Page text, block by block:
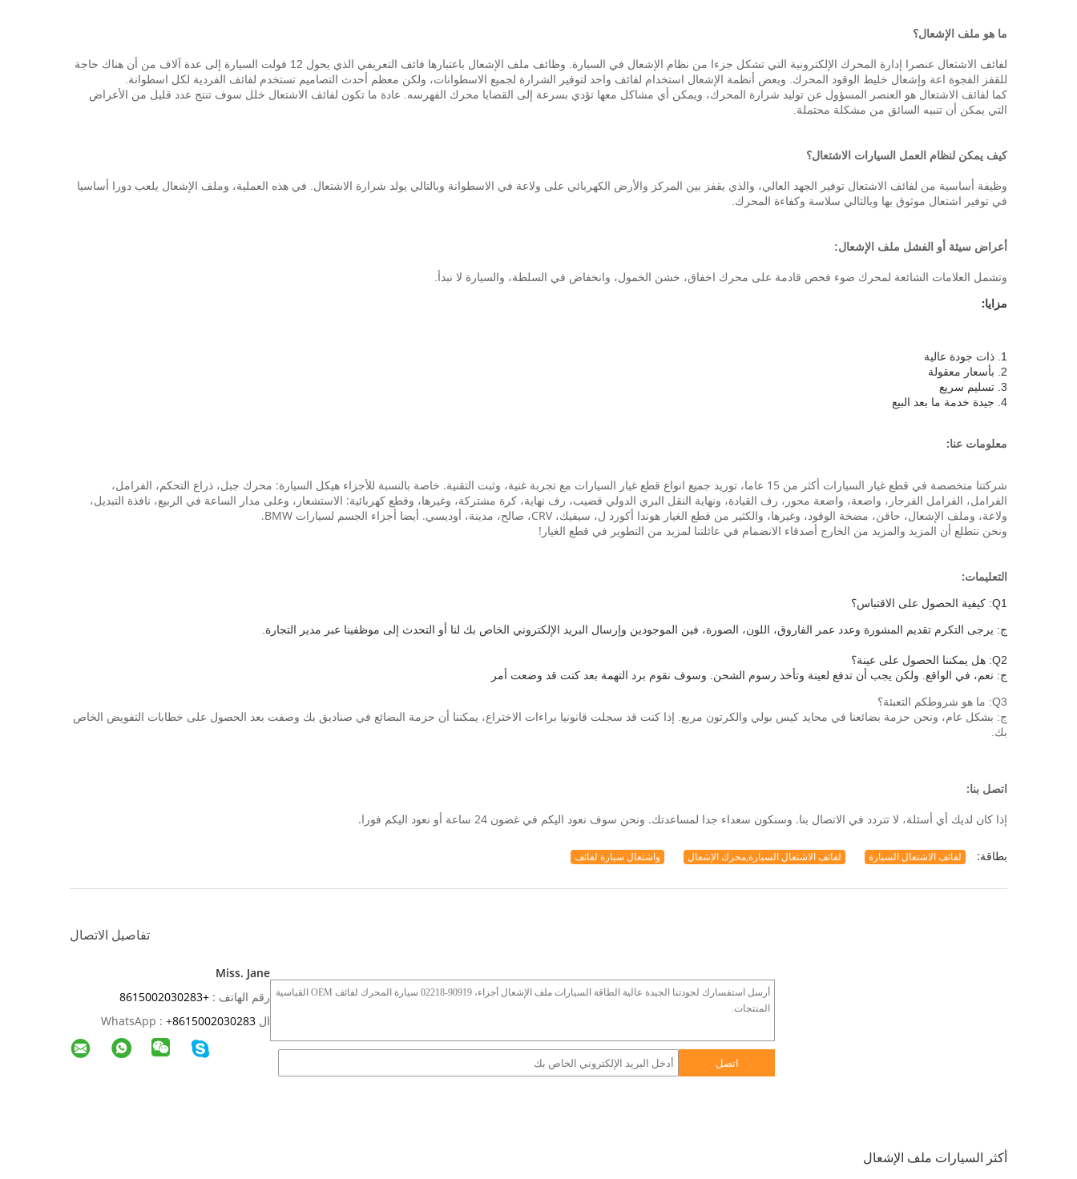
ما هو ملف الإشعال؟
لفائف الاشتعال عنصرا إدارة المحرك الإلكترونية التي تشكل جزءا من نظام الإشعال في السيارة.
وظائف ملف الإشعال باعتبارها فائف التعريفي الذي يحول 12 فولت السيارة إلى عدة آلاف من أن هناك حاجة
للقفز الفجوة اعة وإشعال خليط الوقود المحرك.
وبعض أنظمة الإشعال استخدام لفائف واحد لتوفير الشرارة لجميع الاسطوانات، ولكن معظم أحدث التصاميم تستخدم لفائف الفردية لكل اسطوانة.
كما لفائف الاشتعال هو العنصر المسؤول عن توليد شرارة المحرك، ويمكن أي مشاكل معها تؤدي بسرعة إلى القضايا محرك الفهرسه.
عادة ما تكون لفائف الاشتعال خلل سوف تنتج عدد قليل من الأعراض
التي يمكن أن تنبيه السائق من مشكلة محتملة.
كيف يمكن لنظام العمل السيارات الاشتعال؟
وظيفة أساسية من لفائف الاشتعال توفير الجهد العالي، والذي يقفز بين المركز والأرض الكهربائي على ولاعة في الاسطوانة وبالتالي يولد شرارة الاشتعال.
في هذه العملية، وملف الإشعال يلعب دورا أساسيا
في توفير اشتعال موثوق بها وبالتالي سلاسة وكفاءة المحرك.
أعراض سيئة أو الفشل ملف الإشعال:
وتشمل العلامات الشائعة لمحرك ضوء فحص قادمة على محرك اخفاق، خشن الخمول، وانخفاض في السلطة، والسيارة لا نبدأ.
مزايا:
1. ذات جودة عالية
2. بأسعار معقولة
3. تسليم سريع
4. جيدة خدمة ما بعد البيع
معلومات عنا:
شركتنا متخصصة في قطع غيار السيارات أكثر من 15 عاما، توريد جميع انواع قطع غيار السيارات مع تجربة غنية، وثبت التقنية. خاصة بالنسبة للأجزاء هيكل السيارة: محرك جبل، ذراع التحكم، الفرامل،
الفرامل، الفرامل الفرجار، واضعة، واضعة محور، رف القيادة، ونهاية النقل البري الدولي قضيب، رف نهاية، كرة مشتركة، وغيرها، وقطع كهربائية: الاستشعار، وعلى مدار الساعة في الربيع، نافذة التبديل،
ولاعة، وملف الإشعال، حاقن، مضخة الوقود، وغيرها، والكثير من قطع الغيار هوندا أكورد ل، سيفيك، CRV، صالح، مدينة، أوديسي. أيضا أجزاء الجسم لسيارات BMW.
ونحن نتطلع أن المزيد والمزيد من الخارج أصدقاء الانضمام في عائلتنا لمزيد من التطوير في قطع الغيار!
التعليمات:
Q1: كيفية الحصول على الاقتباس؟
ج: يرجى التكرم تقديم المشورة وعدد عمر الفاروق، اللون، الصورة، فين الموجودين وإرسال البريد الإلكتروني الخاص بك لنا أو التحدث إلى موظفينا عبر مدير التجارة.
Q2: هل يمكننا الحصول على عينة؟
ج: نعم، في الواقع.
ولكن يجب أن تدفع لعينة وتأخذ رسوم الشحن. وسوف نقوم برد التهمة بعد كنت قد وضعت أمر
Q3: ما هو شروطكم التعبئة؟
ج: بشكل عام، ونحن حزمة بضائعنا في محايد كيس بولي والكرتون مربع.
إذا كنت قد سجلت قانونيا براءات الاختراع، يمكننا أن حزمة البضائع في صناديق بك وصفت بعد الحصول على خطابات التفويض الخاص
بك.
اتصل بنا:
إذا كان لديك أي أسئلة، لا تتردد في الاتصال بنا. وسنكون سعداء جدا لمساعدتك. ونحن سوف نعود اليكم في غضون 24 ساعة أو نعود اليكم فورا.
بطاقة: لفائف الاشتعال السيارة لفائف الاشتعال السيارة,محرك الإشعال واشتعال سيارة لفائف
تفاصيل الاتصال
Miss. Jane
رقم الهاتف : +8615002030283
ال WhatsApp :
+8615002030283
اتصل
أكثر السيارات ملف الإشعال